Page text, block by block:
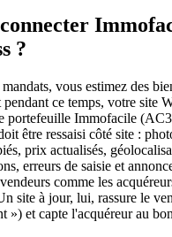
?
vous estimez des
ce temps, votre site
portefeuille Immofacile
être ressaisi côté site :
prix actualisés,
erreurs de saisie et
comme les
site à jour, lui, rassure le
») et capte l'acquéreur au